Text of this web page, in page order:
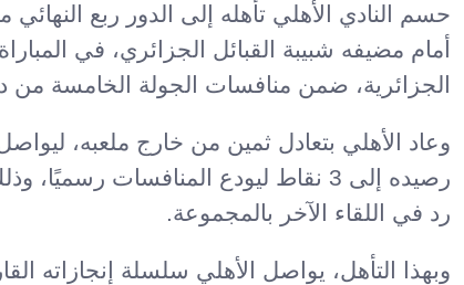
حسم النادي الأهلي تأهله إلى الدور ربع
أمام مضيفه شبيبة القبائل الجزائري، في
الجزائرية، ضمن منافسات الجولة الخامسة من
رصيده إلى 3 نقاط ليودع المنافسات
رد في اللقاء الآخر بالمجموعة.
وبهذا التأهل، يواصل الأهلي سلسلة إنجازاته